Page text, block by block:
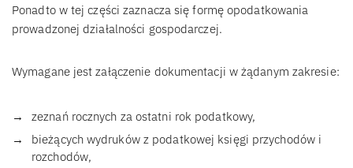
Ponadto w tej części zaznacza się formę opodatkowania
prowadzonej działalności gospodarczej.
Wymagane jest załączenie dokumentacji w żądanym zakresie:
zeznań rocznych za ostatni rok podatkowy,
bieżących wydruków z podatkowej księgi przychodów i
rozchodów,